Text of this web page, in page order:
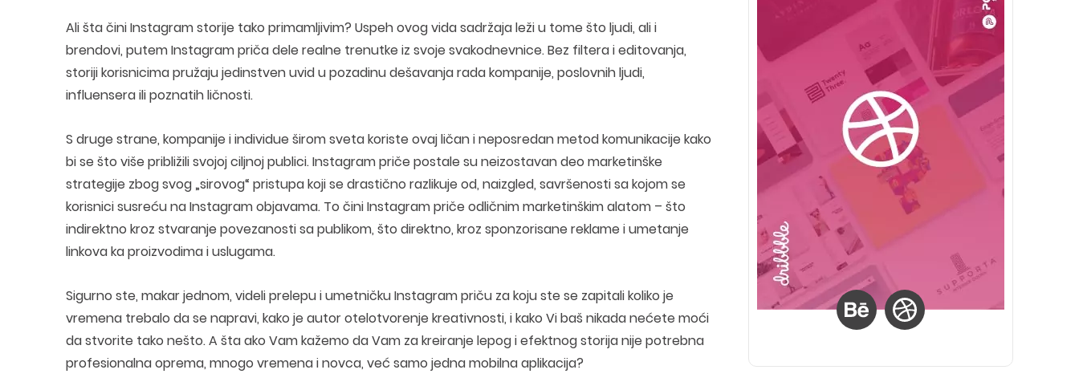
Ali šta čini Instagram storije tako primamljivim? Uspeh ovog vida sadržaja leži u tome što ljudi, ali i
brendovi, putem Instagram priča dele realne trenutke iz svoje svakodnevnice. Bez filtera i editovanja,
storiji korisnicima pružaju jedinstven uvid u pozadinu dešavanja rada kompanije, poslovnih ljudi,
influensera ili poznatih ličnosti.
S druge strane, kompanije i individue širom sveta koriste ovaj ličan i neposredan metod komunikacije kako
bi se što više približili svojoj ciljnoj publici. Instagram priče postale su neizostavan deo marketinške
strategije zbog svog „sirovog“ pristupa koji se drastično razlikuje od, naizgled, savršenosti sa kojom se
korisnici susreću na Instagram objavama. To čini Instagram priče odličnim marketinškim alatom – što
indirektno kroz stvaranje povezanosti sa publikom, što direktno, kroz sponzorisane reklame i umetanje
linkova ka proizvodima i uslugama.
Sigurno ste, makar jednom, videli prelepu i umetničku Instagram priču za koju ste se zapitali koliko je
vremena trebalo da se napravi, kako je autor otelotvorenje kreativnosti, i kako Vi baš nikada nećete moći
da stvorite tako nešto. A šta ako Vam kažemo da Vam za kreiranje lepog i efektnog storija nije potrebna
profesionalna oprema, mnogo vremena i novca, već samo jedna mobilna aplikacija?